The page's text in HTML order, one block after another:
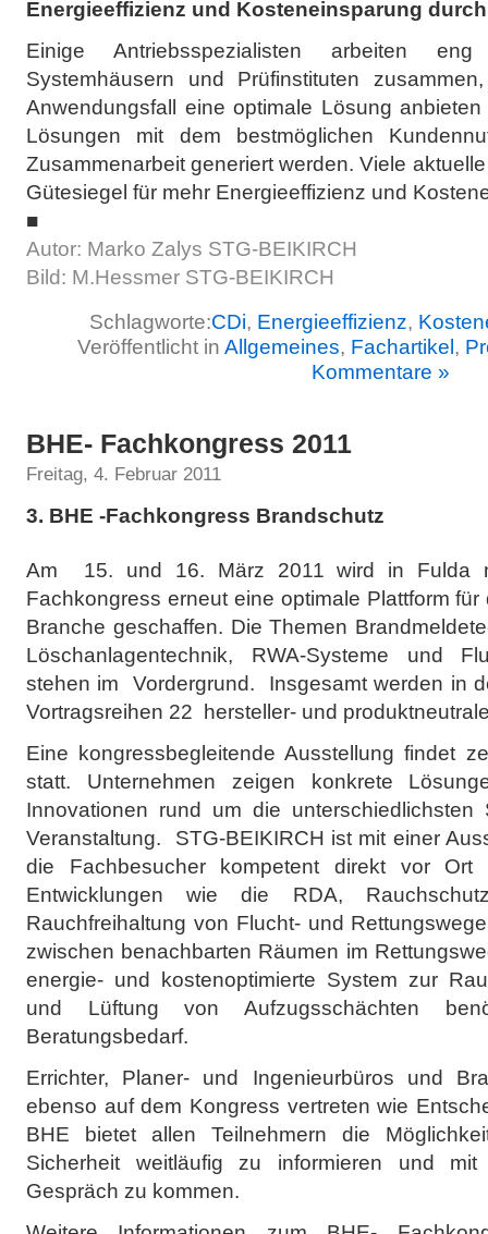
Energieeffizienz und Kosteneinsparung
Einige Antriebsspezialisten arbeiten eng
Systemhäusern und Prüfinstituten
Anwendungsfall eine optimale Lösung
Lösungen mit dem bestmöglichen
Zusammenarbeit generiert werden. Viele
Gütesiegel für mehr Energieeffizienz und
■
Autor: Marko Zalys STG-BEIKIRCH
Bild: M.Hessmer STG-BEIKIRCH
Schlagworte:CDi, Energieeffizienz,
Veröffentlicht in Allgemeines, Fachartikel,
Kommentare »
BHE- Fachkongress 2011
Freitag, 4. Februar 2011
3. BHE -Fachkongress Brandschutz
Am 15. und 16. März 2011 wird in Fulda
Fachkongress erneut eine optimale Plattform
Branche geschaffen. Die Themen
Löschanlagentechnik, RWA-Systeme und
stehen im Vordergrund. Insgesamt werden in
Vortragsreihen 22 hersteller- und
Eine kongressbegleitende Ausstellung findet
statt. Unternehmen zeigen konkrete
Innovationen rund um die unterschiedlichsten
Veranstaltung. STG-BEIKIRCH ist mit einer
die Fachbesucher kompetent direkt vor Ort
Entwicklungen wie die RDA,
Rauchfreihaltung von Flucht- und
zwischen benachbarten Räumen im
energie- und kostenoptimierte System zur
und Lüftung von Aufzugsschächten
Beratungsbedarf.
Errichter, Planer- und Ingenieurbüros und
ebenso auf dem Kongress vertreten wie
BHE bietet allen Teilnehmern die
Sicherheit weitläufig zu informieren und
Gespräch zu kommen.